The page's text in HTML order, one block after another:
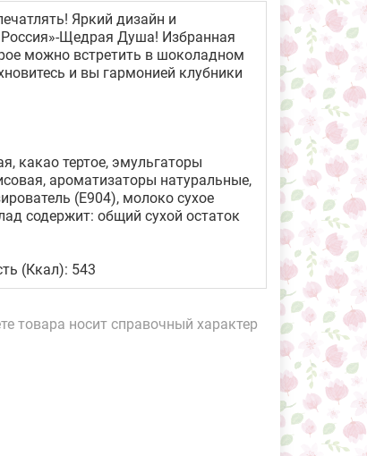
Яркий дизайн и
Щедрая Душа! Избранная
можно встретить в шоколадном
и вы гармонией клубники
какао тертое, эмульгаторы
ароматизаторы натуральные,
(Е904), молоко сухое
содержит: общий сухой остаток
(Ккал): 543
товара носит справочный характер